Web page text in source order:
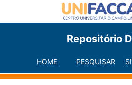
Repositório
HOME PESQUISAR